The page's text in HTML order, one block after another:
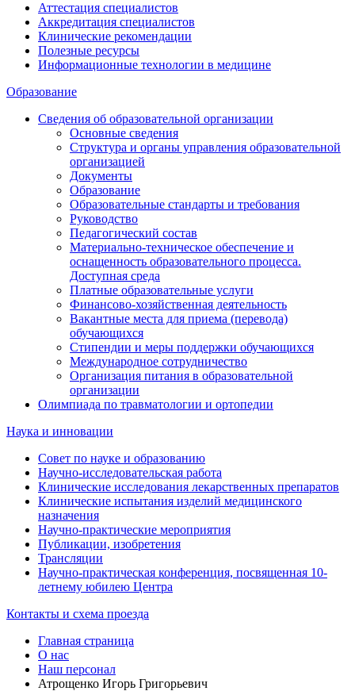
Аттестация специалистов
Аккредитация специалистов
Клинические рекомендации
Полезные ресурсы
Информационные технологии в медицине
Образование
Сведения об образовательной организации
Основные сведения
Структура и органы управления образовательной
организацией
Документы
Образование
Образовательные стандарты и требования
Руководство
Педагогический состав
Материально-техническое обеспечение и
оснащенность образовательного процесса.
Доступная среда
Платные образовательные услуги
Финансово-хозяйственная деятельность
Вакантные места для приема (перевода)
обучающихся
Стипендии и меры поддержки обучающихся
Международное сотрудничество
Организация питания в образовательной
организации
Олимпиада по травматологии и ортопедии
Наука и инновации
Совет по науке и образованию
Научно-исследовательская работа
Клинические исследования лекарственных препаратов
Клинические испытания изделий медицинского
назначения
Научно-практические мероприятия
Публикации, изобретения
Трансляции
Научно-практическая конференция, посвященная 10-
летнему юбилею Центра
Контакты и схема проезда
Главная страница
О нас
Наш персонал
Атрощенко Игорь Григорьевич